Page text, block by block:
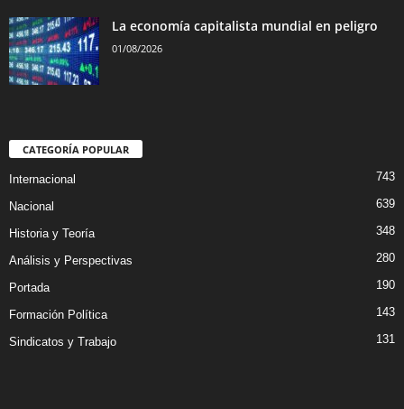
La economía capitalista mundial en peligro
01/08/2026
CATEGORÍA POPULAR
Internacional 743
Nacional 639
Historia y Teoría 348
Análisis y Perspectivas 280
Portada 190
Formación Política 143
Sindicatos y Trabajo 131